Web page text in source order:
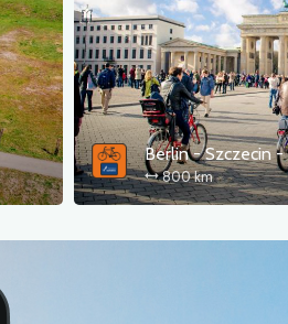
Berlin - Szczecin -
800 km